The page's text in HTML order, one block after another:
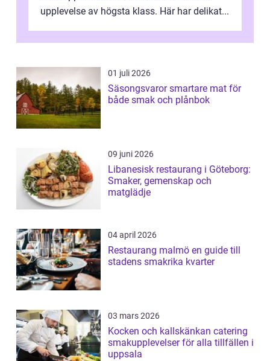
upplevelse av högsta klass. Här har delikat...
01 juli 2026
Säsongsvaror smartare mat för
både smak och plånbok
09 juni 2026
Libanesisk restaurang i Göteborg:
Smaker, gemenskap och
matglädje
04 april 2026
Restaurang malmö en guide till
stadens smakrika kvarter
03 mars 2026
Kocken och kallskänkan catering
smakupplevelser för alla tillfällen i
uppsala